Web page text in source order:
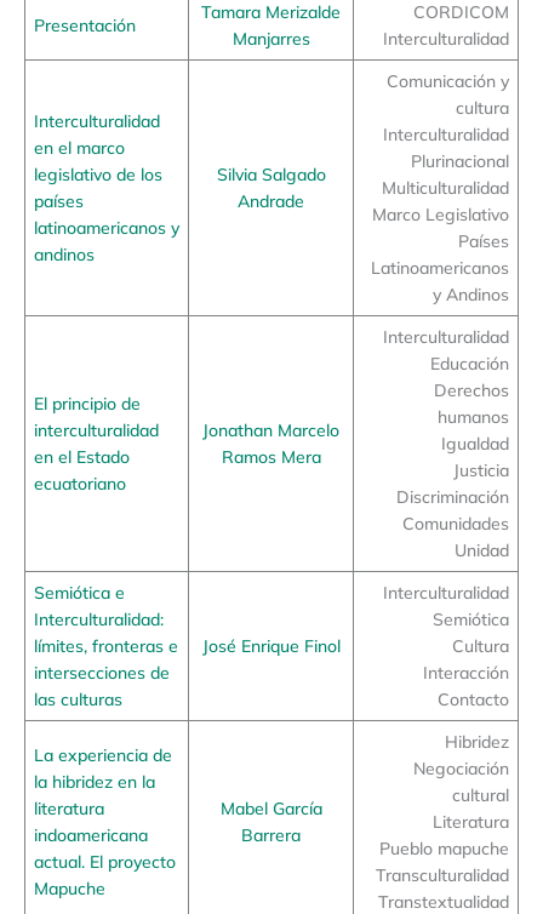
Presentación
Tamara Merizalde
Manjarres
CORDICOM
Interculturalidad
Interculturalidad
en el marco
legislativo de los
países
latinoamericanos y
andinos
Silvia Salgado
Andrade
Comunicación y
cultura
Interculturalidad
Plurinacional
Multiculturalidad
Marco Legislativo
Países
Latinoamericanos
y Andinos
El principio de
interculturalidad
en el Estado
ecuatoriano
Jonathan Marcelo
Ramos Mera
Interculturalidad
Educación
Derechos
humanos
Igualdad
Justicia
Discriminación
Comunidades
Unidad
Semiótica e
Interculturalidad:
límites, fronteras e
intersecciones de
las culturas
José Enrique Finol
Interculturalidad
Semiótica
Cultura
Interacción
Contacto
La experiencia de
la hibridez en la
literatura
indoamericana
actual. El proyecto
Mapuche
Mabel García
Barrera
Hibridez
Negociación
cultural
Literatura
Pueblo mapuche
Transculturalidad
Transtextualidad